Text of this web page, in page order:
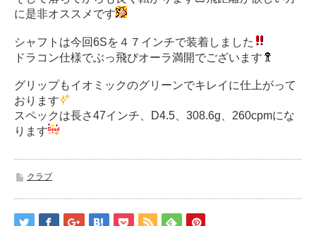
に是非オススメです
シャフトは今回6Sを４７インチで装着しました
ドラコン仕様でぶっ飛びオーラ満開でございます
グリップもイオミックのグリーンでキレイに仕上がって
おります
スペックは長さ47インチ、D4.5、308.6g、260cpmにな
ります
クラブ